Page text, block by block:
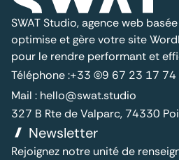
SWAT Studio, agence web
optimise et gère votre site
pour le rendre performant et
Téléphone :+33 (0)9 67 23 17 74
Mail : hello@swat.studio
327 B Rte de Valparc, 74330
Newsletter
Rejoignez notre unité de